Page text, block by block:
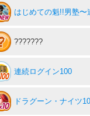
はじめての魁!!男塾〜
???????
連続ログイン100
ドラグーン・ナイツ10